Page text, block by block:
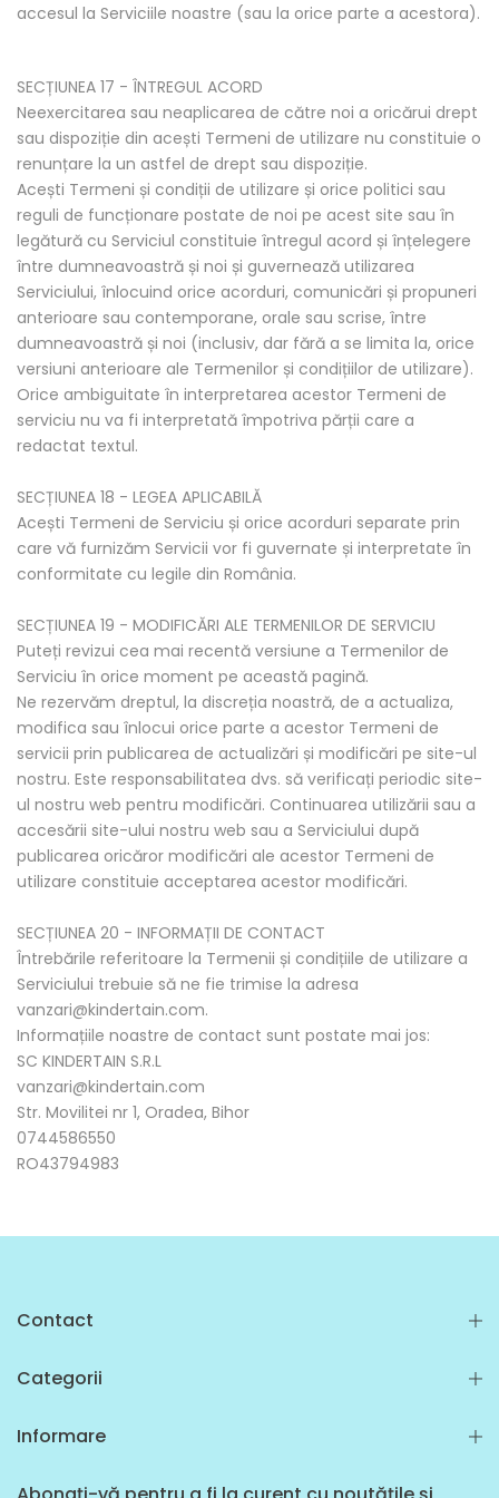
accesul la Serviciile noastre (sau la orice parte a acestora).
SECȚIUNEA 17 - ÎNTREGUL ACORD
Neexercitarea sau neaplicarea de către noi a oricărui drept
sau dispoziție din acești Termeni de utilizare nu constituie o
renunțare la un astfel de drept sau dispoziție.
Acești Termeni și condiții de utilizare și orice politici sau
reguli de funcționare postate de noi pe acest site sau în
legătură cu Serviciul constituie întregul acord și înțelegere
între dumneavoastră și noi și guvernează utilizarea
Serviciului, înlocuind orice acorduri, comunicări și propuneri
anterioare sau contemporane, orale sau scrise, între
dumneavoastră și noi (inclusiv, dar fără a se limita la, orice
versiuni anterioare ale Termenilor și condițiilor de utilizare).
Orice ambiguitate în interpretarea acestor Termeni de
serviciu nu va fi interpretată împotriva părții care a
redactat textul.
SECȚIUNEA 18 - LEGEA APLICABILĂ
Acești Termeni de Serviciu și orice acorduri separate prin
care vă furnizăm Servicii vor fi guvernate și interpretate în
conformitate cu legile din România.
SECȚIUNEA 19 - MODIFICĂRI ALE TERMENILOR DE SERVICIU
Puteți revizui cea mai recentă versiune a Termenilor de
Serviciu în orice moment pe această pagină.
Ne rezervăm dreptul, la discreția noastră, de a actualiza,
modifica sau înlocui orice parte a acestor Termeni de
servicii prin publicarea de actualizări și modificări pe site-ul
nostru. Este responsabilitatea dvs. să verificați periodic site-
ul nostru web pentru modificări. Continuarea utilizării sau a
accesării site-ului nostru web sau a Serviciului după
publicarea oricăror modificări ale acestor Termeni de
utilizare constituie acceptarea acestor modificări.
SECȚIUNEA 20 - INFORMAȚII DE CONTACT
Întrebările referitoare la Termenii și condițiile de utilizare a
Serviciului trebuie să ne fie trimise la adresa
vanzari@kindertain.com.
Informațiile noastre de contact sunt postate mai jos:
SC KINDERTAIN S.R.L
vanzari@kindertain.com
Str. Movilitei nr 1, Oradea, Bihor
0744586550
RO43794983
Contact
Categorii
Informare